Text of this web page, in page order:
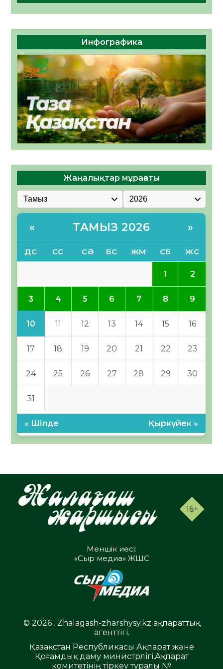
Инфографика
Жаңалықтар мұрағаты
« ТАМЫЗ 2026 »
ДС СС СӘ БС ЖМ СБ ЖС
1 2
3 4 5 6 7 8 9
10 11 12 13 14 15 16
17 18 19 20 21 22 23
24 25 26 27 28 29 30
31
« Шілде Қыркүйек »
16+
Меншік иесі:
«Сыр медиа» ЖШС
© 2026 . Zhalagash-zharshysy.kz ақпараттық
агенттігі.
Қазақстан Республикасы Ақпарат және
Қоғамдық даму министрлігі,Ақпарат
комитетінің тіркеу туралы №